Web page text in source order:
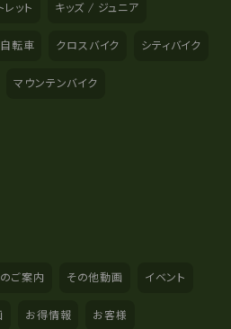
レット キッズ / ジュニア
転車 クロスバイク シティバイク
マウンテンバイク
ご案内 その他動画 イベント
お得情報 お客様